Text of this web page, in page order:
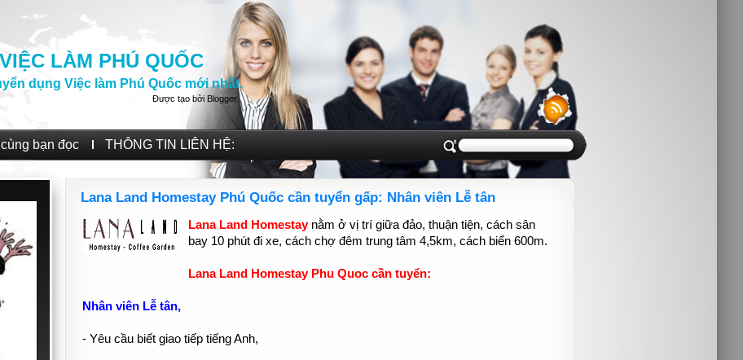
LÀM PHÚ QUỐC
dụng Việc làm Phú Quốc mới nhất.
Được tạo bởi Blogger.
bạn đọc THÔNG TIN LIÊN HỆ:
Lana Land Homestay Phú Quốc cần tuyển gấp: Nhân viên Lễ tân
Lana Land Homestay nằm ở vị trí giữa đảo, thuận tiện, cách sân
bay 10 phút đi xe, cách chợ đêm trung tâm 4,5km, cách biển 600m.
Lana Land Homestay Phu Quoc cần tuyển:
Nhân viên Lễ tân,
- Yêu cầu biết giao tiếp tiếng Anh,